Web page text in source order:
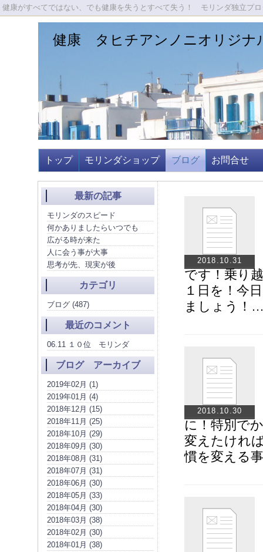
健康がすべてではない、でも健康を失うとすべて失う！ モリンダ独立プ
健康 タヒチアンノニオリジ
トップ モリンダショップ ブログ お問合せ
2018.10.31
です！乗り
１日を！今
ましょう！
2018.10.30
に！特別で
変えたけれ
慣を変える
最新の記事
モリンダのスピード
何かありましたらいつでも
広がる時が来た
人に会う事が大事
思考が先、現実が後
カテゴリ
ブログ (487)
最近のコメント
06.11 １０位 モリンダ
ブログ アーカイブ
2019年02月 (1)
2019年01月 (4)
2018年12月 (15)
2018年11月 (25)
2018年10月 (29)
2018年09月 (30)
2018年08月 (31)
2018年07月 (31)
2018年06月 (30)
2018年05月 (33)
2018年04月 (30)
2018年03月 (38)
2018年02月 (30)
2018年01月 (38)